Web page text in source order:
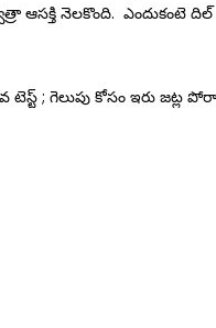
ఆసక్తి నెలకొంది. ఎందుకంటె
; గెలుపు కోసం ఇరు జట్ల